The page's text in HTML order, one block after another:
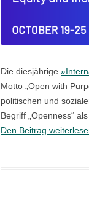
Die diesjährige
Motto „Open with
politischen und
Begriff „Openness“
Den Beitrag